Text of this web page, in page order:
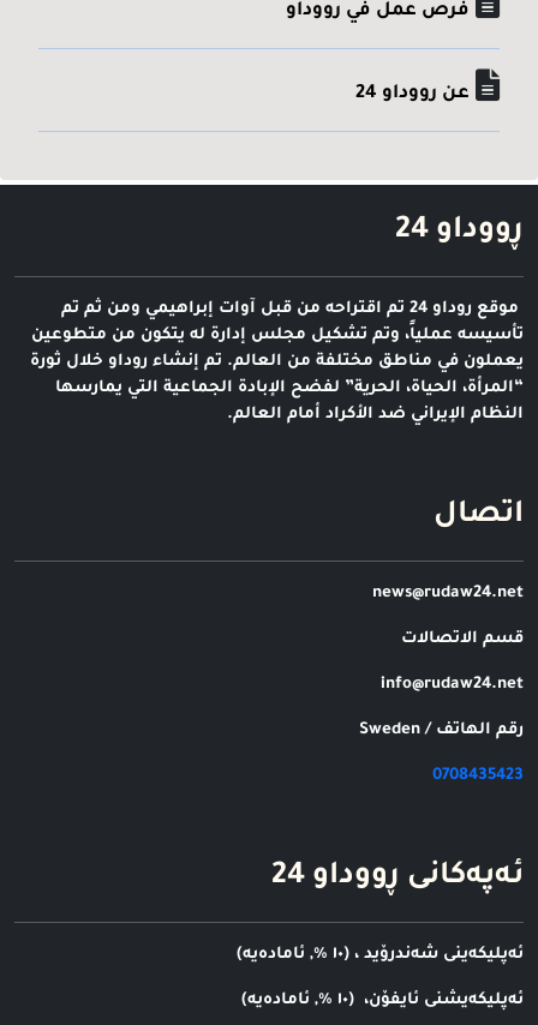
فرص عمل في رووداو
عن رووداو 24
ڕووداو 24
موقع روداو 24 تم اقتراحه من قبل آوات إبراهيمي ومن ثم تم
تأسيسه عملياً، وتم تشكيل مجلس إدارة له يتكون من متطوعين
يعملون في مناطق مختلفة من العالم. تم إنشاء روداو خلال ثورة
“المرأة، الحياة، الحرية” لفضح الإبادة الجماعية التي يمارسها
النظام الإيراني ضد الأكراد أمام العالم.
اتصال
news@rudaw24.net
قسم الاتصالات
info@rudaw24.net
رقم الهاتف / Sweden
0708435423
ئه‌په‌کانی ڕووداو 24
ئه‌‌‌پلیکه‌‌‌ینی شه‌‌‌ندرۆید ، (١٠ %, ئاماده‌‌‌یه‌‌‌)
ئه‌‌‌پلیکه‌‌‌یشنی ئایفۆن، (١٠ %, ئاماده‌‌‌یه‌‌‌)